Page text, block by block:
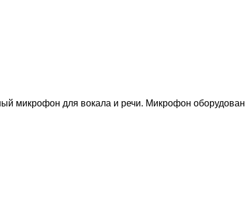
микрофон для вокала и речи. Микрофон